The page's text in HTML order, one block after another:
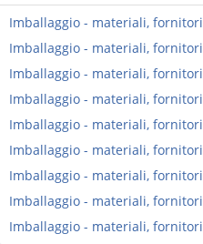
Imballaggio - materiali,
Imballaggio - materiali,
Imballaggio - materiali,
Imballaggio - materiali,
Imballaggio - materiali,
Imballaggio - materiali,
Imballaggio - materiali,
Imballaggio - materiali,
Imballaggio - materiali,